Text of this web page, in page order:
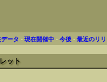
データ -現在開催中 -今後 -最近のリ
ット